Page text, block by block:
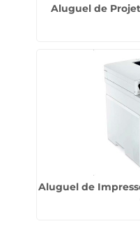
Aluguel de
Aluguel de